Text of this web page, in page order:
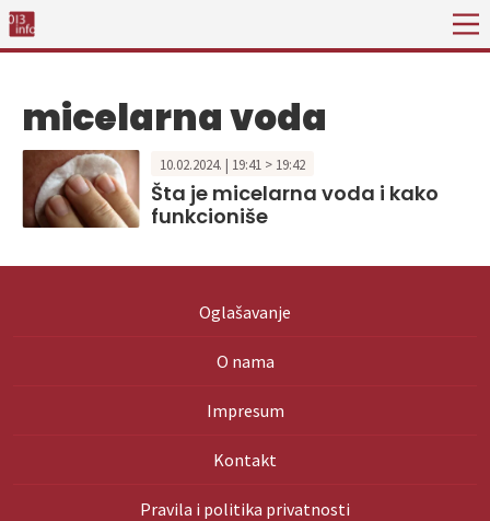
micelarna voda
10.02.2024. | 19:41 > 19:42
Šta je micelarna voda i kako
funkcioniše
Oglašavanje
O nama
Impresum
Kontakt
Pravila i politika privatnosti